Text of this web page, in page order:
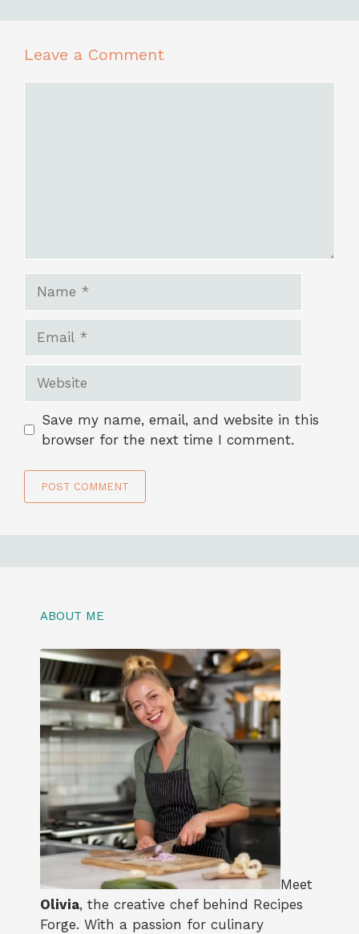
Leave a Comment
Save my name, email, and website in this
browser for the next time I comment.
ABOUT ME
Meet
Olivia, the creative chef behind Recipes
Forge. With a passion for culinary